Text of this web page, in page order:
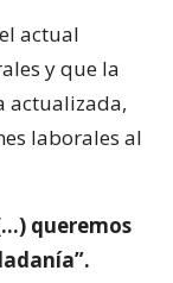
actual
y que la
actualizada,
laborales al
queremos